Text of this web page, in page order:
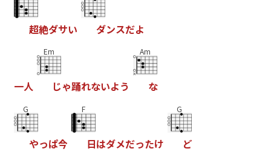
超絶ダサい ダンスだよ
一人
Em
じゃ踊れないよう
Am
な
G
やっぱ今
F
日はダメだったけ
G
ど